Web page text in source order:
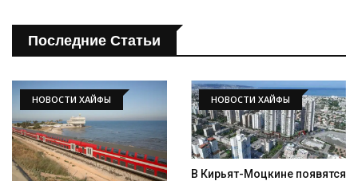
Последние Статьи
НОВОСТИ ХАЙФЫ НОВОСТИ ХАЙФЫ
В Кирьят-Моцкине появятся